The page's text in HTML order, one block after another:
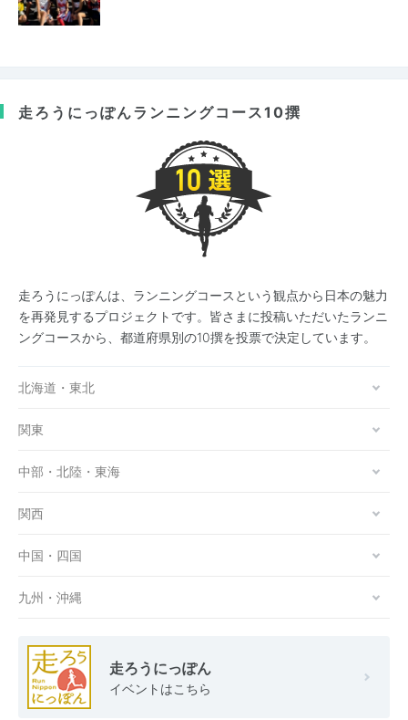
走ろうにっぽんランニングコース10撰
走ろうにっぽんは、ランニングコースという観点から日本の魅力
を再発見するプロジェクトです。皆さまに投稿いただいたランニ
ングコースから、都道府県別の10撰を投票で決定しています。
北海道・東北
関東
中部・北陸・東海
関西
中国・四国
九州・沖縄
走ろうにっぽん
イベントはこちら